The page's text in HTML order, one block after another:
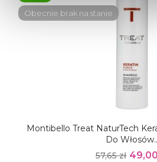
Montibello Treat NaturTech
Do
57,65 zł
Obecnie brak na stanie